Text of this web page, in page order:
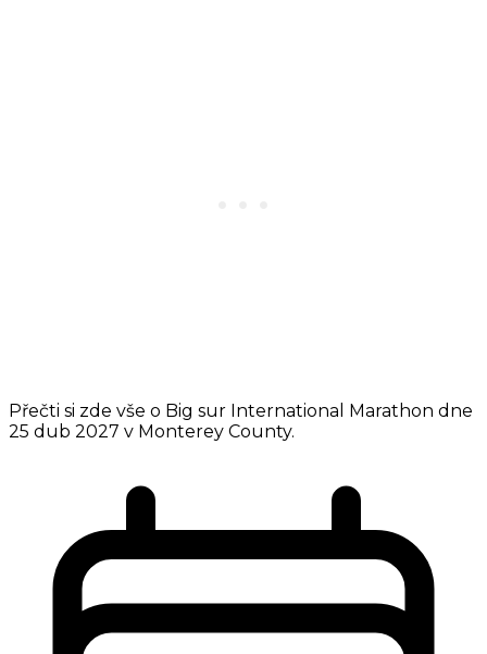
Přečti si zde vše o Big sur International Marathon dne
25 dub 2027 v Monterey County.